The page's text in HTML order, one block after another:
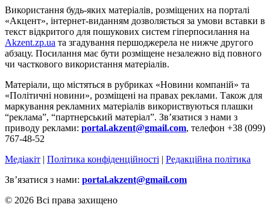
Використання будь-яких матеріалів, розміщених на порталі
«Акцент», інтернет-виданням дозволяється за умови вставки в
текст відкритого для пошукових систем гіперпосилання на
Akzent.zp.ua та згадування першоджерела не нижче другого
абзацу. Посилання має бути розміщене незалежно від повного
чи часткового використання матеріалів.
Матеріали, що містяться в рубриках «Новини компаній» та
«Політичні новини», розміщені на правах реклами. Також для
маркування рекламних матеріалів використвуються плашки
“реклама”, “партнерський матеріал”. Зв’язатися з нами з
приводу реклами: portal.akzent@gmail.com, телефон +38 (099)
767-48-52
Медіакіт | Політика конфіденційності | Редакційна політика
Зв’язатися з нами: portal.akzent@gmail.com
© 2026 Всі права захищено